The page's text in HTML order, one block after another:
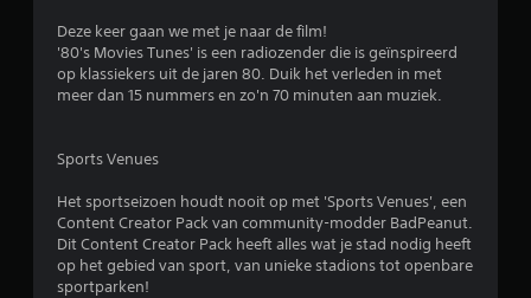
Deze keer gaan we met je naar de film!
'80's Movies Tunes' is een radiozender die is geïnspireerd
op klassiekers uit de jaren 80. Duik het verleden in met
meer dan 15 nummers en zo'n 70 minuten aan muziek.
Sports Venues
Het sportseizoen houdt nooit op met 'Sports Venues', een
Content Creator Pack van community-modder BadPeanut.
Dit Content Creator Pack heeft alles wat je stad nodig heeft
op het gebied van sport, van unieke stadions tot openbare
sportparken!